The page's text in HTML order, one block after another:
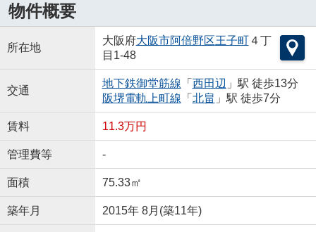
物件概要
所在地
大阪府大阪市阿倍野区王子町４丁
目1-48
交通
地下鉄御堂筋線 「 西田辺 」駅 徒歩13分
阪堺電軌上町線 「 北畠 」駅 徒歩7分
賃料 11.3万円
管理費等 -
面積 75.33㎡
築年月 2015年 8月(築11年)